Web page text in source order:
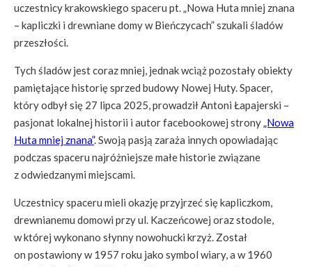
uczestnicy krakowskiego spaceru pt. „Nowa Huta mniej znana
– kapliczki i drewniane domy w Bieńczycach” szukali śladów
przeszłości.
Tych śladów jest coraz mniej, jednak wciąż pozostały obiekty
pamiętające historię sprzed budowy Nowej Huty. Spacer,
który odbył się 27 lipca 2025, prowadził Antoni Łapajerski –
pasjonat lokalnej historii i autor facebookowej strony„Nowa
Huta mniej znana”. Swoją pasją zaraża innych opowiadając
podczas spaceru najróżniejsze małe historie związane
z odwiedzanymi miejscami.
Uczestnicy spaceru mieli okazję przyjrzeć się kapliczkom,
drewnianemu domowi przy ul. Kaczeńcowej oraz stodole,
w której wykonano słynny nowohucki krzyż. Został
on postawiony w 1957 roku jako symbol wiary, a w 1960